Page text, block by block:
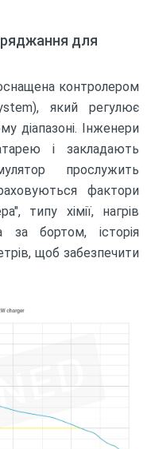
для
контролером
який регулює
діапазоні. Інженери
і закладають
прослужить
фактори
типу хімії, нагрів
за бортом, історія
щоб забезпечити